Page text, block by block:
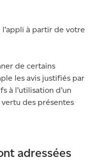
à partir de votre
de certains
les avis justifiés par
à l’utilisation d’un
des présentes
adressées